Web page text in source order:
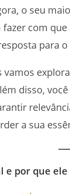
o seu
com
para
disso,
a sua
e por que